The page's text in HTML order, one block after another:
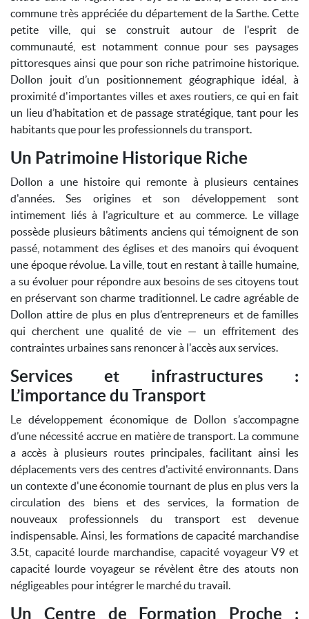
commune très appréciée du département de la Sarthe. Cette
petite ville, qui se construit autour de l'esprit de
communauté, est notamment connue pour ses paysages
pittoresques ainsi que pour son riche patrimoine historique.
Dollon jouit d’un positionnement géographique idéal, à
proximité d'importantes villes et axes routiers, ce qui en fait
un lieu d’habitation et de passage stratégique, tant pour les
habitants que pour les professionnels du transport.
Un Patrimoine Historique Riche
Dollon a une histoire qui remonte à plusieurs centaines
d'années. Ses origines et son développement sont
intimement liés à l'agriculture et au commerce. Le village
possède plusieurs bâtiments anciens qui témoignent de son
passé, notamment des églises et des manoirs qui évoquent
une époque révolue. La ville, tout en restant à taille humaine,
a su évoluer pour répondre aux besoins de ses citoyens tout
en préservant son charme traditionnel. Le cadre agréable de
Dollon attire de plus en plus d’entrepreneurs et de familles
qui cherchent une qualité de vie — un effritement des
contraintes urbaines sans renoncer à l'accès aux services.
Services et infrastructures :
L’importance du Transport
Le développement économique de Dollon s’accompagne
d’une nécessité accrue en matière de transport. La commune
a accès à plusieurs routes principales, facilitant ainsi les
déplacements vers des centres d'activité environnants. Dans
un contexte d'une économie tournant de plus en plus vers la
circulation des biens et des services, la formation de
nouveaux professionnels du transport est devenue
indispensable. Ainsi, les formations de capacité marchandise
3.5t, capacité lourde marchandise, capacité voyageur V9 et
capacité lourde voyageur se révèlent être des atouts non
négligeables pour intégrer le marché du travail.
Un Centre de Formation Proche :